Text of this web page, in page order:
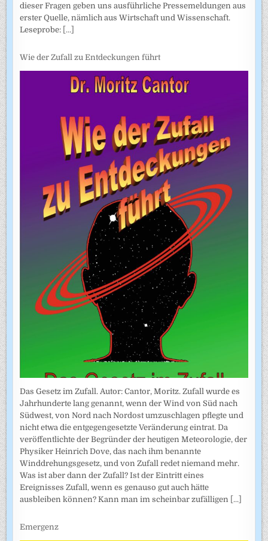
dieser Fragen geben uns ausführliche Pressemeldungen aus
erster Quelle, nämlich aus Wirtschaft und Wissenschaft.
Leseprobe: [...]
Wie der Zufall zu Entdeckungen führt
Das Gesetz im Zufall. Autor: Cantor, Moritz. Zufall wurde es
Jahrhunderte lang genannt, wenn der Wind von Süd nach
Südwest, von Nord nach Nordost umzuschlagen pflegte und
nicht etwa die entgegengesetzte Veränderung eintrat. Da
veröffentlichte der Begründer der heutigen Meteorologie, der
Physiker Heinrich Dove, das nach ihm benannte
Winddrehungsgesetz, und von Zufall redet niemand mehr.
Was ist aber dann der Zufall? Ist der Eintritt eines
Ereignisses Zufall, wenn es genauso gut auch hätte
ausbleiben können? Kann man im scheinbar zufälligen [...]
Emergenz